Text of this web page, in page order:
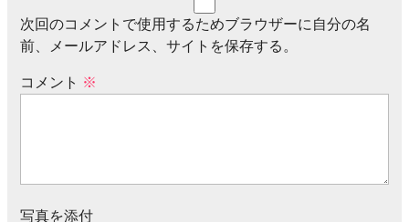
次回のコメントで使用するためブラウザーに自分の名
前、メールアドレス、サイトを保存する。
コメント ※
写真を添付